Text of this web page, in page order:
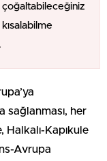
çoğaltabileceğiniz
sağlanması, her
Halkalı-Kapıkule
Avrupa